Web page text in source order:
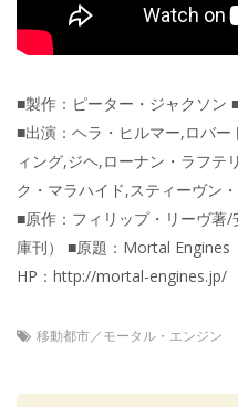
■製作：ピーター・ジャクソン
■出演：ヘラ・ヒルマー,ロバ
ィング,ジヘ,ローナン・ラフテ
ク・マラハイド,スティーヴン
■原作：フィリップ・リーヴ著
庫刊） ■原題：Mortal
HP：http://mortal-engines.jp/
移動都市／モータル・エンジン